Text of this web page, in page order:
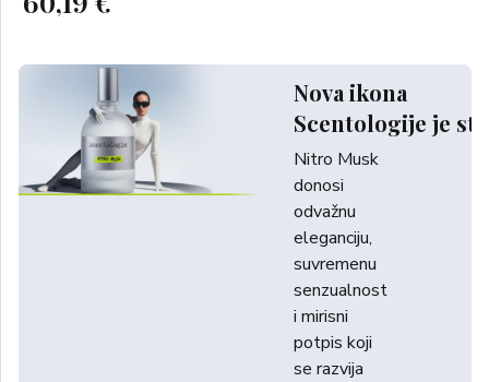
Nova ikona
Scentologije je
Nitro Musk
donosi
odvažnu
eleganciju,
suvremenu
senzualnost
i mirisni
potpis koji
se razvija